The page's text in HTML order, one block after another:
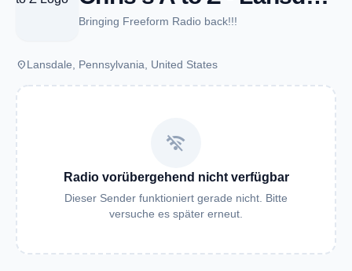
Bringing Freeform Radio back!!!
placeLansdale, Pennsylvania, United States
wifi_off
Radio vorübergehend nicht verfügbar
Dieser Sender funktioniert gerade nicht. Bitte
versuche es später erneut.